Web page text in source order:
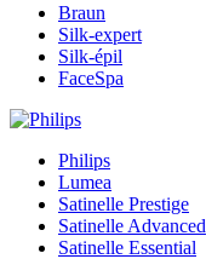
Braun
Silk-expert
Silk-épil
FaceSpa
Philips
Lumea
Satinelle Prestige
Satinelle Advanced
Satinelle Essential